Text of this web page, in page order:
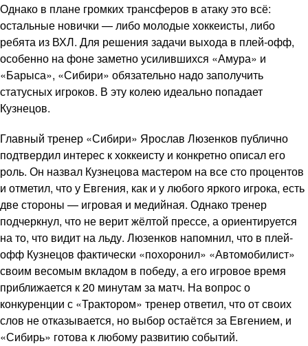
Однако в плане громких трансферов в атаку это всё:
остальные новички — либо молодые хоккеисты, либо
ребята из ВХЛ. Для решения задачи выхода в плей-офф,
особенно на фоне заметно усилившихся «Амура» и
«Барыса», «Сибири» обязательно надо заполучить
статусных игроков. В эту колею идеально попадает
Кузнецов.
Главный тренер «Сибири» Ярослав Люзенков публично
подтвердил интерес к хоккеисту и конкретно описал его
роль. Он назвал Кузнецова мастером на все сто процентов
и отметил, что у Евгения, как и у любого яркого игрока, есть
две стороны — игровая и медийная. Однако тренер
подчеркнул, что не верит жёлтой прессе, а ориентируется
на то, что видит на льду. Люзенков напомнил, что в плей-
офф Кузнецов фактически «похоронил» «Автомобилист»
своим весомым вкладом в победу, а его игровое время
приближается к 20 минутам за матч. На вопрос о
конкуренции с «Трактором» тренер ответил, что от своих
слов не отказывается, но выбор остаётся за Евгением, и
«Сибирь» готова к любому развитию событий.